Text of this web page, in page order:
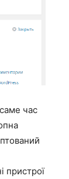
час
пристрої